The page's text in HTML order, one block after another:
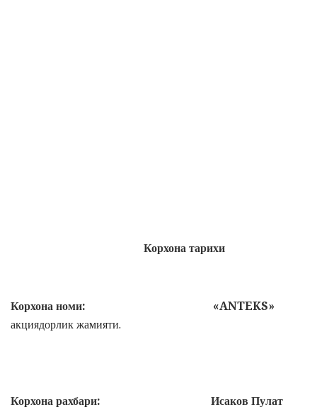
Корхона тарихи
Корхона номи: «ANTEKS»
акциядорлик жамияти.
Корхона рахбари: Исаков Пулат